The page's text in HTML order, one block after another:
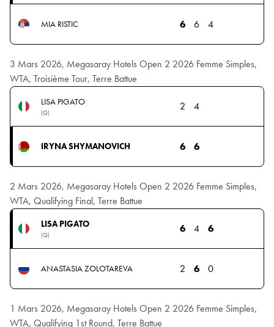
MIA RISTIC 6 6 4
3 Mars 2026, Megasaray Hotels Open 2 2026 Femme Simples,
WTA, Troisième Tour, Terre Battue
LISA PIGATO
(Q)
2 4
IRYNA SHYMANOVICH 6 6
2 Mars 2026, Megasaray Hotels Open 2 2026 Femme Simples,
WTA, Qualifying Final, Terre Battue
LISA PIGATO
(Q)
6 4 6
ANASTASIA ZOLOTAREVA 2 6 0
1 Mars 2026, Megasaray Hotels Open 2 2026 Femme Simples,
WTA, Qualifying 1st Round, Terre Battue